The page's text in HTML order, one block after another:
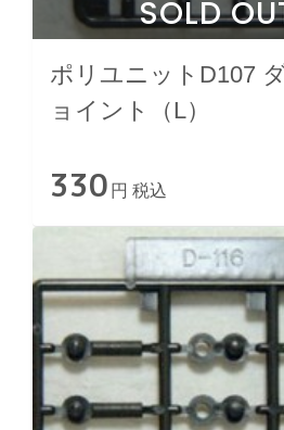
SOLD
ポリユニットD107
ョイント（L）
330 円 税込